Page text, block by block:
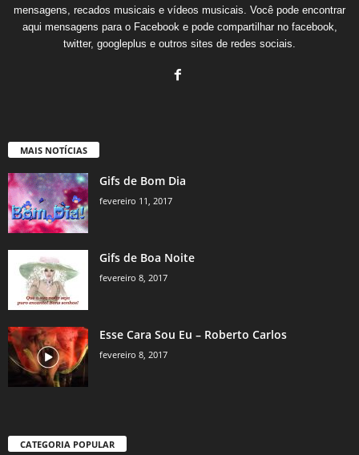
mensagens, recados musicais e vídeos musicais. Você pode encontrar
aqui mensagens para o Facebook e pode compartilhar no facebook,
twitter, googleplus e outros sites de redes sociais.
MAIS NOTÍCIAS
Gifs de Bom Dia
fevereiro 11, 2017
Gifs de Boa Noite
fevereiro 8, 2017
Esse Cara Sou Eu – Roberto Carlos
fevereiro 8, 2017
CATEGORIA POPULAR